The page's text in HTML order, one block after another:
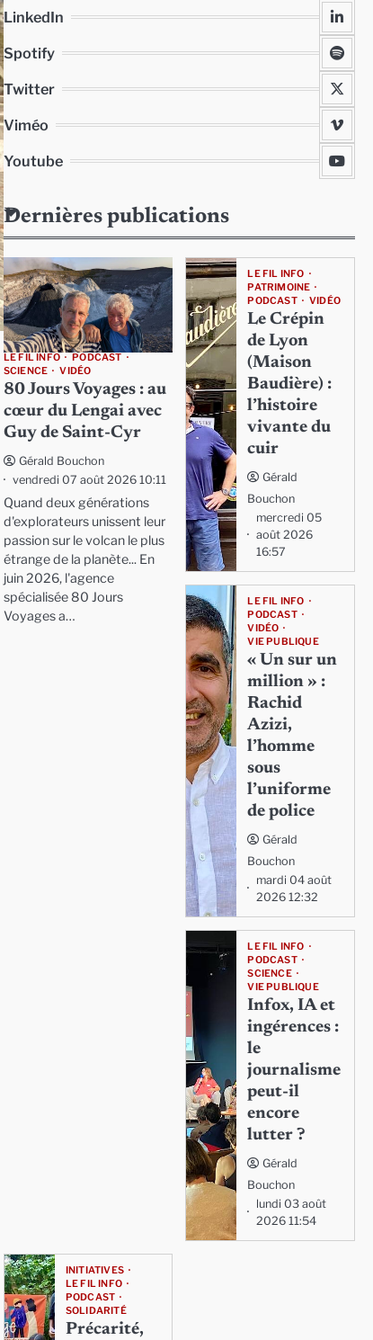
LinkedIn
Spotify
Twitter
Viméo
Youtube
Dernières publications
LE FIL INFO
PODCAST
SCIENCE
VIDÉO
80 Jours Voyages : au
cœur du Lengai avec
Guy de Saint-Cyr
Gérald Bouchon
vendredi 07 août 2026 10:11
Quand deux générations
d'explorateurs unissent leur
passion sur le volcan le plus
étrange de la planète... En
juin 2026, l'agence
spécialisée 80 Jours
Voyages a…
LE FIL INFO
PATRIMOINE
PODCAST
VIDÉO
Le Crépin
de Lyon
(Maison
Baudière) :
l’histoire
vivante du
cuir
Gérald
Bouchon
mercredi 05
août 2026
16:57
LE FIL INFO
PODCAST
VIDÉO
VIE PUBLIQUE
« Un sur un
million » :
Rachid
Azizi,
l’homme
sous
l’uniforme
de police
Gérald
Bouchon
mardi 04 août
2026 12:32
LE FIL INFO
PODCAST
SCIENCE
VIE PUBLIQUE
Infox, IA et
ingérences :
le
journalisme
peut-il
encore
lutter ?
Gérald
Bouchon
lundi 03 août
2026 11:54
INITIATIVES
LE FIL INFO
PODCAST
SOLIDARITÉ
Précarité,